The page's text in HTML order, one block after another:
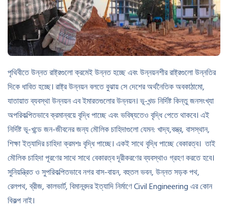
পৃথিবীতে উন্নত রাষ্ট্রগুলো ক্রমেই উন্নত হচ্ছে এবং উন্নয়নশীর রাষ্ট্রগুলো উন্নতির
দিকে ধাবিত হচ্ছে। রাষ্ট্র উন্নয়ন বলতে বুঝায় সে দেশের অর্থনৈতিক অবকাঠামো,
যাতায়াত ব্যবস্থা উন্নয়ন এব ইমারতগুলোর উন্নয়ন। ভূ-খন্ড নির্দিষ্ট কিন্তু জনসংখ্যা
অপরিকল্পিতভাবে ক্রমান্বয়ে বৃদ্ধি পাচ্ছে এবং ভবিষ্যতেও বৃদ্ধি পেতে থাকবে। এই
নির্দিষ্ট ভূ-খন্ডে জন-জীবনের জন্য মৌলিক চাহিদাগুলো যেমন: খাদ্য,বস্ত্র, বাসস্থান,
শিক্ষা ইত্যাদির চাহিদা ক্রমশঃ বৃদ্ধি পাচ্ছে। একই সাথে বৃদ্ধি পাচ্ছে বেকারত্ব। তাই
মৌলিক চাহিদা পূরণের সাথে সাথে বেকারত্ব দূরীকরণের ব্যবস্থাও গ্রহণ করতে হবে।
সুনিয়ন্ত্রিত ও সুপরিকল্পিতভাবে নগর বাস-বায়ন, বহুতল ভবন, উন্নত সড়ক পথ,
রেলপথ, ব্রীজ, কালভার্ট, বিমানবন্দর ইত্যাদি নির্মাণে Civil Engineering এর কোন
বিকল্প নাই।